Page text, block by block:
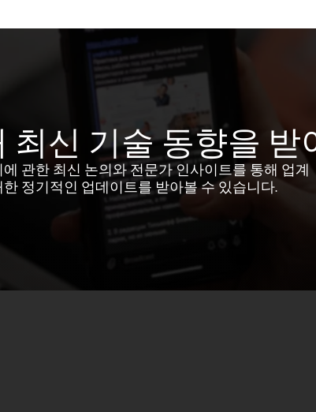
최신 기술 동향을 받
관한 최신 논의와 전문가 인사이트를 통해 업계
정기적인 업데이트를 받아볼 수 있습니다.